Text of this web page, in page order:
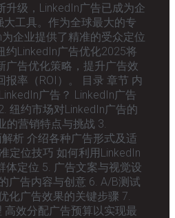
升级，LinkedIn广告已成为企
大工具。作为全球最大的专
企业提供了精准的受众定位
约LinkedIn广告优化2025将
广告优化策略，提升广告效
率（ROI）。 目录 章节 内
广告？ LinkedIn广告
纽约市场对LinkedIn广告的
的营销特点与挑战 3.
析 介绍各种广告形式及适
定位技巧 如何利用LinkedIn
体定位 5. 广告文案与视觉设
广告内容与创意 6. A/B测试
化广告效果的关键步骤 7.
高效分配广告预算以实现最